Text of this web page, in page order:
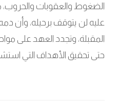
الضغوط والعقوبات
عليه لن يتوقف برحيله، وأن
المقبلة، وتجدد العهد على
حتى تحقيق الأهداف التي